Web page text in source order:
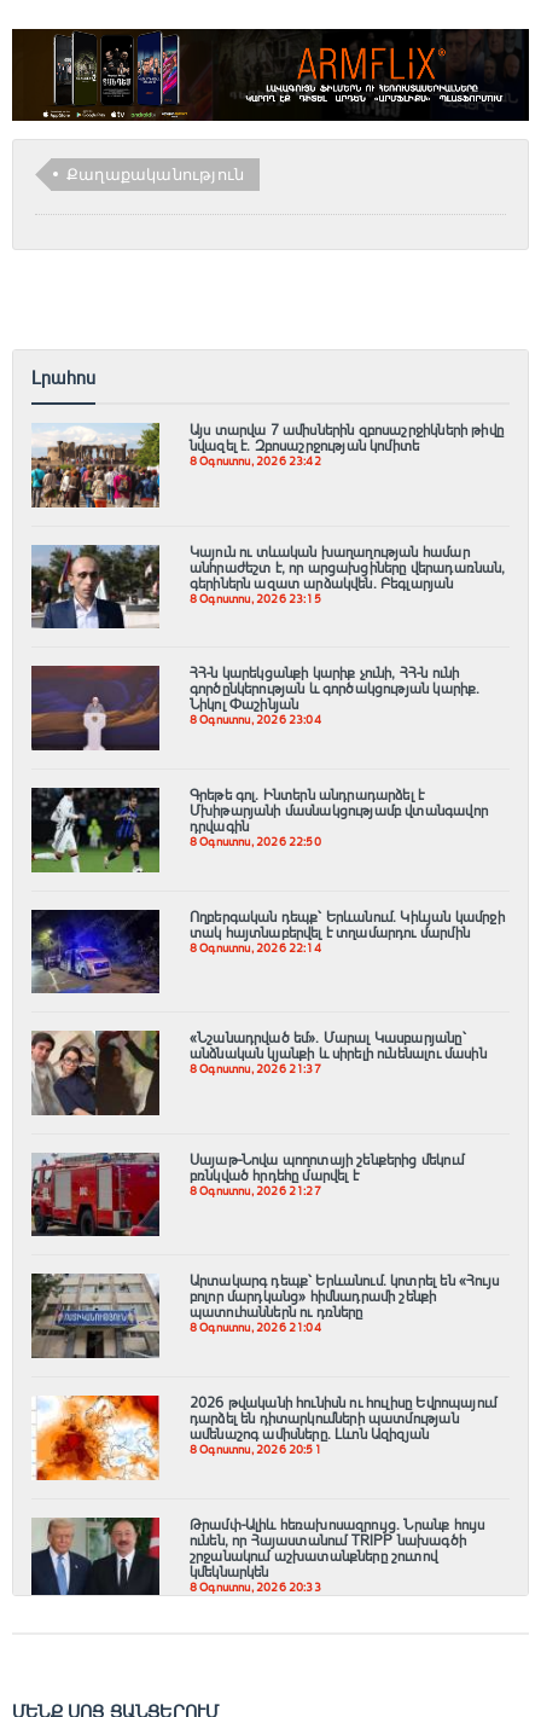
Քաղաքականություն
Լրահոս
Այս տարվա 7 ամիսներին զբոսաշրջիկների թիվը
նվազել է. Զբոսաշրջության կոմիտե
8 Օգոստոս, 2026 23:42
Կայուն ու տևական խաղաղության համար
անհրաժեշտ է, որ արցախցիները վերադառնան,
գերիներն ազատ արձակվեն․ Բեգլարյան
8 Օգոստոս, 2026 23:15
ՀՀ-ն կարեկցանքի կարիք չունի, ՀՀ-ն ունի
գործընկերության և գործակցության կարիք․
Նիկոլ Փաշինյան
8 Օգոստոս, 2026 23:04
Գրեթե գոլ. Ինտերն անդրադարձել է
Մխիթարյանի մասնակցությամբ վտանգավոր
դրվագին
8 Օգոստոս, 2026 22:50
Ողբերգական դեպք՝ Երևանում․ Կիևյան կամրջի
տակ հայտնաբերվել է տղամարդու մարմին
8 Օգոստոս, 2026 22:14
«Նշանադրված եմ». Մարալ Կասբարյանը՝
անձնական կյանքի և սիրելի ունենալու մասին
8 Օգոստոս, 2026 21:37
Սայաթ-Նովա պողոտայի շենքերից մեկում
բռնկված հրդեհը մարվել է
8 Օգոստոս, 2026 21:27
Արտակարգ դեպք՝ Երևանում․ կոտրել են «Հույս
բոլոր մարդկանց» հիմնադրամի շենքի
պատուհաններն ու դռները
8 Օգոստոս, 2026 21:04
2026 թվականի հունիսն ու հուլիսը Եվրոպայում
դարձել են դիտարկումների պատմության
ամենաշոգ ամիսները․ Լևոն Ազիզյան
8 Օգոստոս, 2026 20:51
Թրամփ-Ալիև հեռախոսազրույց. Նրանք հույս
ունեն, որ Հայաստանում TRIPP նախագծի
շրջանակում աշխատանքները շուտով
կմեկնարկեն
8 Օգոստոս, 2026 20:33
ՄԵՆՔ ՍՈՑ ՑԱՆՑԵՐՈՒՄ